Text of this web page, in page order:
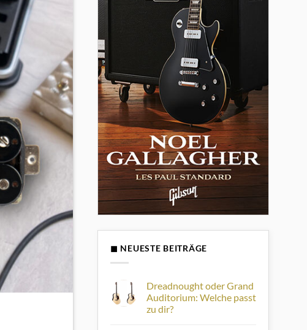
◼ NEUESTE BEITRÄGE
Dreadnought oder Grand
Auditorium: Welche passt
zu dir?